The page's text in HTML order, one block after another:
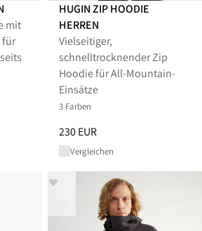
mit
für
von 260 EUR
HUGIN ZIP HOODIE
HERREN
Vielseitiger,
schnelltrocknender Zip
Hoodie für All-Mountain-
Einsätze
3 Farben
Preis: 230 EUR, reduziert von
230 EUR
Vergleichen